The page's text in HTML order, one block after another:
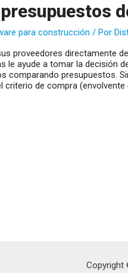
para construcción / Por
proveedores directamente
le ayude a tomar la decisión
comparando presupuestos.
de compra
Copyright